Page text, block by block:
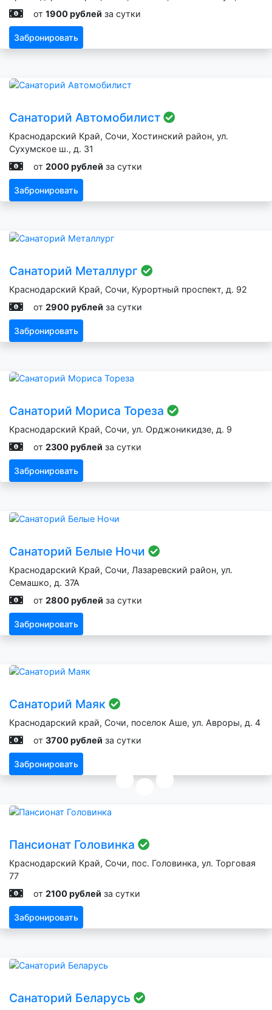
от 1900 рублей за сутки
Забронировать
Санаторий Автомобилист
Краснодарский Край, Сочи, Хостинский район, ул.
Сухумское ш., д. 31
от 2000 рублей за сутки
Забронировать
Санаторий Металлург
Краснодарский Край, Сочи, Курортный проспект, д. 92
от 2900 рублей за сутки
Забронировать
Санаторий Мориса Тореза
Краснодарский Край, Сочи, ул. Орджоникидзе, д. 9
от 2300 рублей за сутки
Забронировать
Санаторий Белые Ночи
Краснодарский Край, Сочи, Лазаревский район, ул.
Семашко, д. 37А
от 2800 рублей за сутки
Забронировать
Санаторий Маяк
Краснодарский край, Сочи, поселок Аше, ул. Авроры, д. 4
от 3700 рублей за сутки
Забронировать
Пансионат Головинка
Краснодарский Край, Сочи, пос. Головинка, ул. Торговая
77
от 2100 рублей за сутки
Забронировать
Санаторий Беларусь